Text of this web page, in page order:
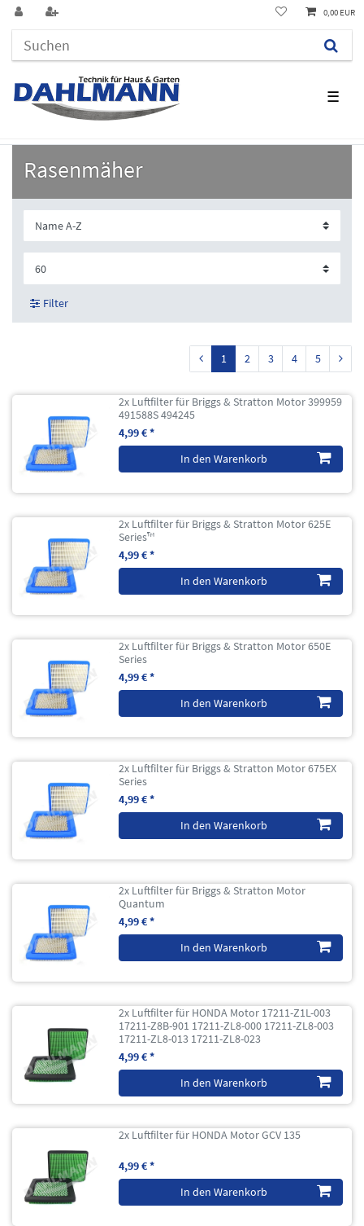
☰
0,00 EUR
Rasenmäher
Filter
1 2 3 4 5
2x Luftfilter für Briggs & Stratton Motor 399959
491588S 494245
4,99 € *
In den Warenkorb
2x Luftfilter für Briggs & Stratton Motor 625E
Series™
4,99 € *
In den Warenkorb
2x Luftfilter für Briggs & Stratton Motor 650E
Series
4,99 € *
In den Warenkorb
2x Luftfilter für Briggs & Stratton Motor 675EX
Series
4,99 € *
In den Warenkorb
2x Luftfilter für Briggs & Stratton Motor
Quantum
4,99 € *
In den Warenkorb
2x Luftfilter für HONDA Motor 17211-Z1L-003
17211-Z8B-901 17211-ZL8-000 17211-ZL8-003
17211-ZL8-013 17211-ZL8-023
4,99 € *
In den Warenkorb
2x Luftfilter für HONDA Motor GCV 135
4,99 € *
In den Warenkorb